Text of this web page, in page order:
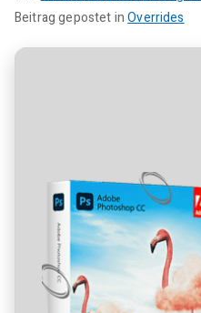
Beitrag gepostet inOverrides
K